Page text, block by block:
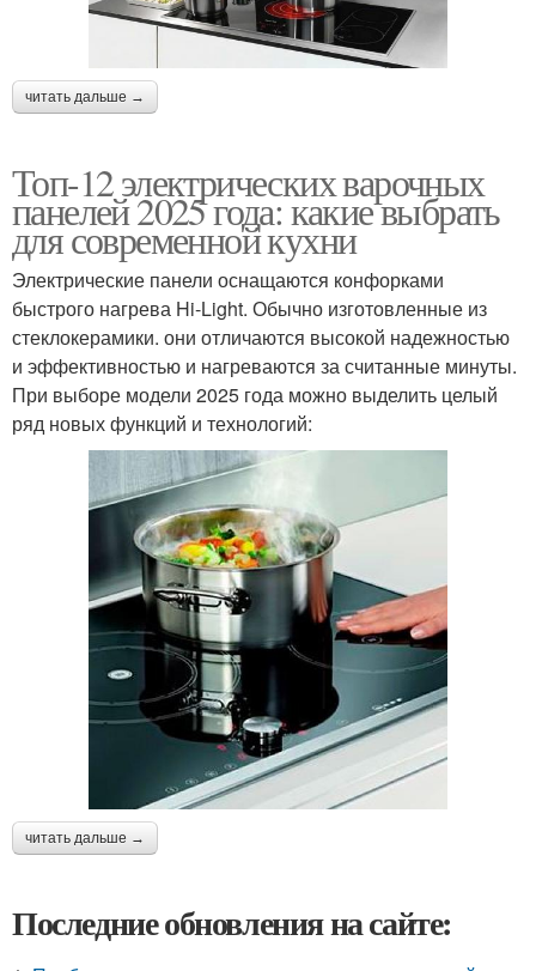
читать дальше →
Топ-12 электрических варочных
панелей 2025 года: какие выбрать
для современной кухни
Электрические панели оснащаются конфорками
быстрого нагрева Hi-Light. Обычно изготовленные из
стеклокерамики. они отличаются высокой надежностью
и эффективностью и нагреваются за считанные минуты.
При выборе модели 2025 года можно выделить целый
ряд новых функций и технологий:
читать дальше →
Последние обновления на сайте: